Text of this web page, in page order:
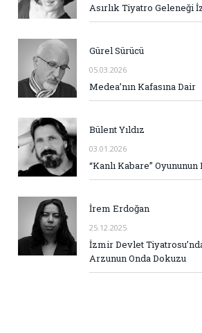
Asırlık Tiyatro Geleneği
Gürel Sürücü
05.03.2026
Medea’nın Kafasına Dair
Bülent Yıldız
03.01.2026
“Kanlı Kabare”
İrem Erdoğan
25.12.2025
İzmir Devlet
Arzunun Onda Dokuzu